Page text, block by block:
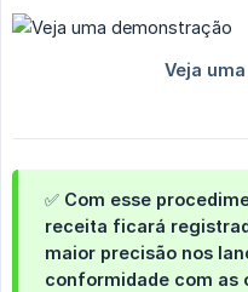
✅ Com esse
receita ficará
maior precisão nos
conformidade com as